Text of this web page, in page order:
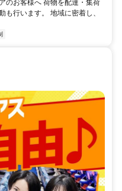
のお客様へ 荷物を配達・集荷
も行います。 地域に密着し、